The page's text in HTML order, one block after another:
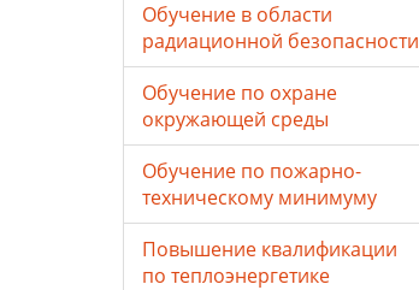
Обучение в области
радиационной безопасности
Обучение по охране
окружающей среды
Обучение по пожарно-
техническому минимуму
Повышение квалификации
по теплоэнергетике